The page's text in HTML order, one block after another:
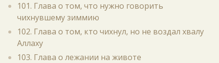
101. Глава о том, что нужно говорить
чихнувшему зиммию
102. Глава о том, кто чихнул, но не воздал хвалу
Аллаху
103. Глава о лежании на животе